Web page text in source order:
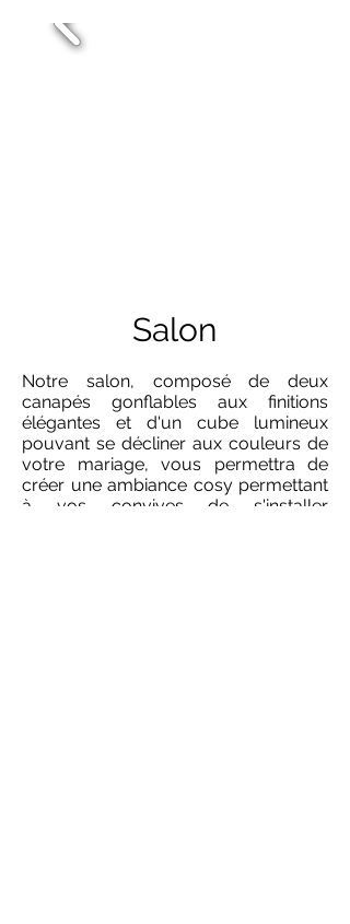
Salon
Notre salon, composé de deux
canapés gonflables aux finitions
élégantes et d'un cube lumineux
pouvant se décliner aux couleurs de
votre mariage, vous permettra de
créer une ambiance cosy permettant
à vos convives de s'installer